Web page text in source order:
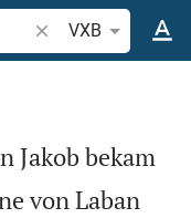
Bibelstelle oder
VXB
Jakob bekam
von Laban